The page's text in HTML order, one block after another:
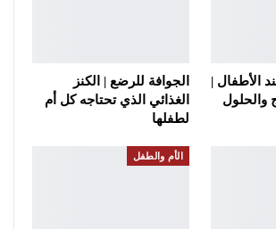
الأطفال |
والحلول
الجوافة للرضع | الكنز
الغذائي الذي تحتاجه كل أم
لطفلها
الأم والطفل